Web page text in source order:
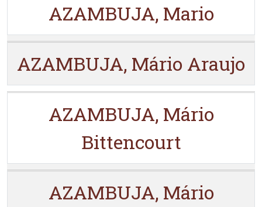
AZAMBUJA, Mario
AZAMBUJA, Mário Araujo
AZAMBUJA, Mário
Bittencourt
AZAMBUJA, Mário